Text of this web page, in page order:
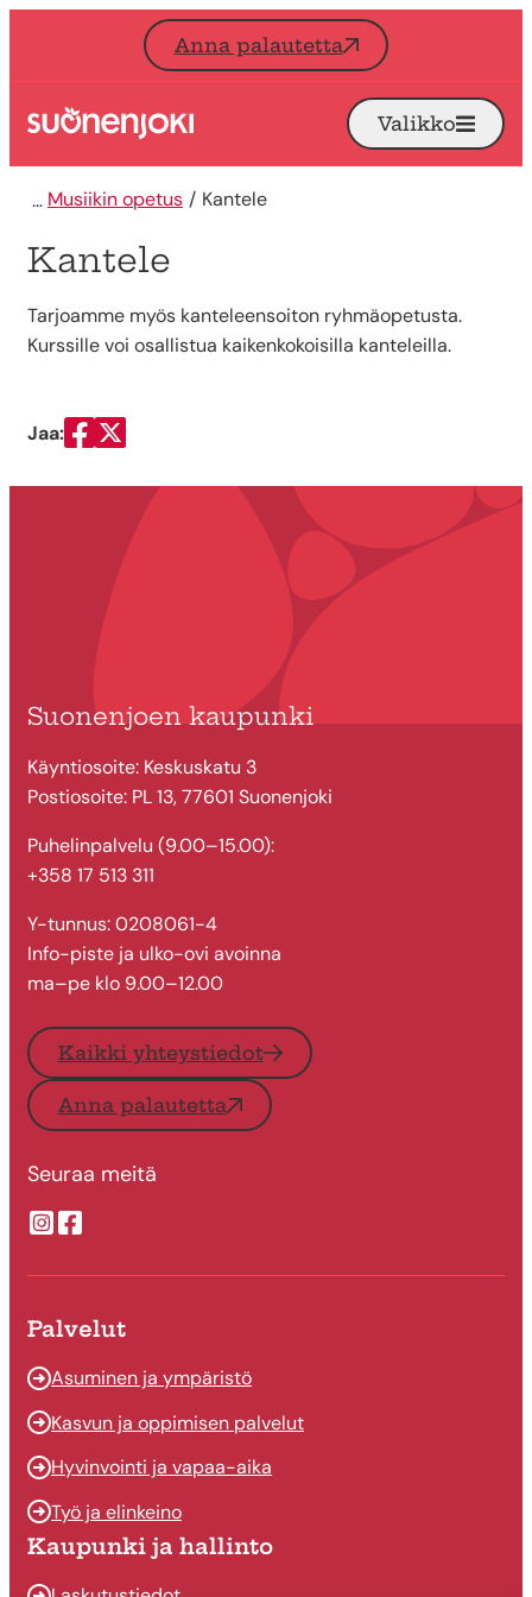
Siirry sisältöön
Anna palautetta
Etusivu Avaa
Valikko
Musiikin opetus Kantele
Kantele
Tarjoamme myös kanteleensoiton ryhmäopetusta.
Kurssille voi osallistua kaikenkokoisilla kanteleilla.
Jaa:
Jaa Facebookissa
Jaa Twitterissä
Suonenjoen kaupunki
Käyntiosoite: Keskuskatu 3
Postiosoite: PL 13, 77601 Suonenjoki
Puhelinpalvelu (9.00–15.00):
+358 17 513 311
Y-tunnus: 0208061-4
Info-piste ja ulko-ovi avoinna
ma–pe klo 9.00–12.00
Kaikki yhteystiedot
Anna palautetta
Seuraa meitä
Suonenjoen kaupungin Instragram
Suonenjoen kaupungin Facebook
Palvelut
Asuminen ja ympäristö
Kasvun ja oppimisen palvelut
Hyvinvointi ja vapaa-aika
Työ ja elinkeino
Kaupunki ja hallinto